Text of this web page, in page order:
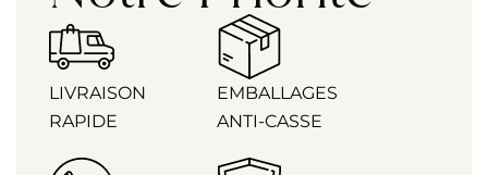
LIVRAISON
RAPIDE
EMBALLAGES
ANTI-CASSE